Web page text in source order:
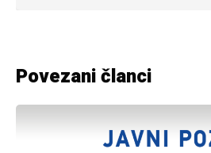
Povezani članci